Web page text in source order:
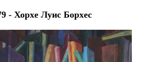
- Хорхе Луис Борхес